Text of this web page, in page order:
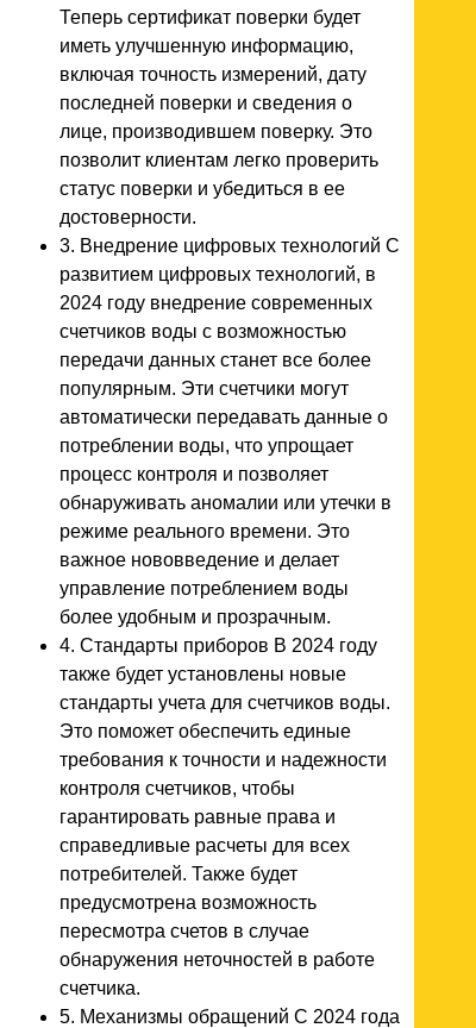
Теперь сертификат поверки будет
иметь улучшенную информацию,
включая точность измерений, дату
последней поверки и сведения о
лице, производившем поверку. Это
позволит клиентам легко проверить
статус поверки и убедиться в ее
достоверности.
3. Внедрение цифровых технологий С
развитием цифровых технологий, в
2024 году внедрение современных
счетчиков воды с возможностью
передачи данных станет все более
популярным. Эти счетчики могут
автоматически передавать данные о
потреблении воды, что упрощает
процесс контроля и позволяет
обнаруживать аномалии или утечки в
режиме реального времени. Это
важное нововведение и делает
управление потреблением воды
более удобным и прозрачным.
4. Стандарты приборов В 2024 году
также будет установлены новые
стандарты учета для счетчиков воды.
Это поможет обеспечить единые
требования к точности и надежности
контроля счетчиков, чтобы
гарантировать равные права и
справедливые расчеты для всех
потребителей. Также будет
предусмотрена возможность
пересмотра счетов в случае
обнаружения неточностей в работе
счетчика.
5. Механизмы обращений С 2024 года